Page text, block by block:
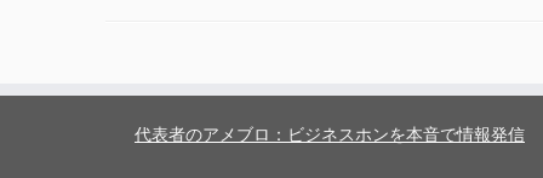
代表者のアメブロ：ビジネスホンを本音で情報発信